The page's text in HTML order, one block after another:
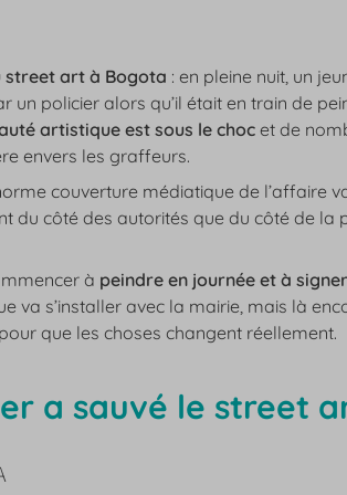
street art à Bogota : en pleine nuit, un
un policier alors qu’il était en train de
artistique est sous le chocet de
envers les graffeurs.
couverture médiatique de l’affaire
du côté des autorités que du côté de la
à peindre en journée et à
va s’installer avec la mairie, mais là
que les choses changent réellement.
a sauvé le street